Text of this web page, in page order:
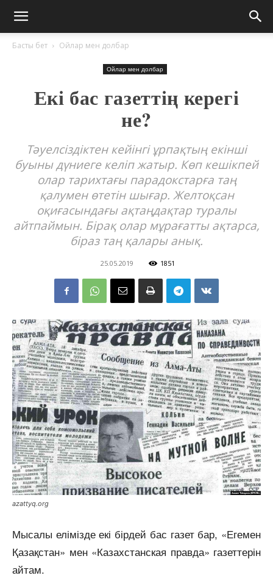
Басты бет Ойлар мен долбар
Ойлар мен долбар
Екі бас газеттің керегі
не?
Тәуелсіздіктен кейінгі ұрпақтың екінші
буыны дүниеге келіп жатыр. Көп кешікпей
олар тарихтағы парадокстарға таң
қалумен өтетін шығар. Желтоқсан
оқиғасындағы ақтаңдақтар туралы
айтпаймын. Бірақ олар мұрағатты ақтарса,
біраз таң қалары анық.
25.05.2019 1851
azattyq.org
Мысалы елімізде екі бірдей бас газет бар, «Егемен
Қазақстан» мен «Казахстанская правда» газеттерін
айтам.